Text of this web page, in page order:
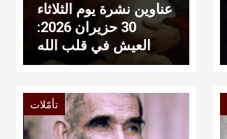
عناوين نشرة يوم الثلاثاء
30 حزيران 2026:
العيش في قلب الله
تأمّلات